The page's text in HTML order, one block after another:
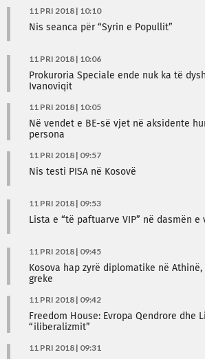
11 PRI 2018 | 10:10
Nis seanca për “Syrin e Popullit”
11 PRI 2018 | 10:06
Prokuroria Speciale ende nuk ka të
Ivanoviqit
11 PRI 2018 | 10:05
Në vendet e BE-së vjet në aksidente
persona
11 PRI 2018 | 09:57
Nis testi PISA në Kosovë
11 PRI 2018 | 09:53
Lista e “të paftuarve VIP” në dasmën e
11 PRI 2018 | 09:45
Kosova hap zyrë diplomatike në
greke
11 PRI 2018 | 09:42
Freedom House: Evropa Qendrore dhe
“iliberalizmit”
11 PRI 2018 | 09:31